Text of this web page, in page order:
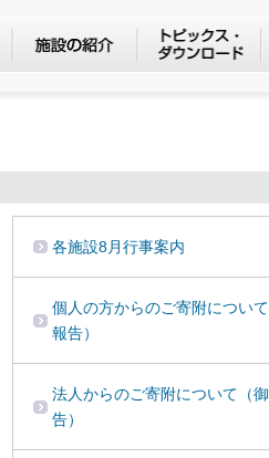
各施設8月行事案内
個人の方からのご寄附につい
報告）
法人からのご寄附について（
告）